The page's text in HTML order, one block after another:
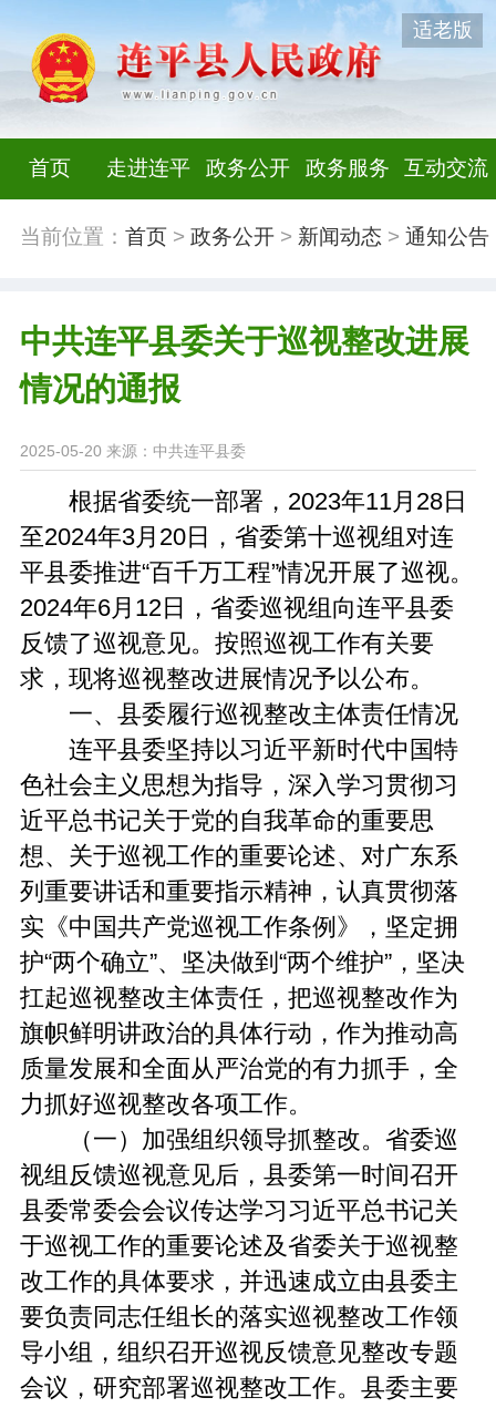
适老版
首页 走进连平 政务公开 政务服务 互动交流
当前位置： 首页> 政务公开> 新闻动态 > 通知公告
中共连平县委关于巡视整改进展
情况的通报
2025-05-20 来源：中共连平县委
根据省委统一部署，2023年11月28日
至2024年3月20日，省委第十巡视组对连
平县委推进“百千万工程”情况开展了巡视。
2024年6月12日，省委巡视组向连平县委
反馈了巡视意见。按照巡视工作有关要
求，现将巡视整改进展情况予以公布。
一、县委履行巡视整改主体责任情况
连平县委坚持以习近平新时代中国特
色社会主义思想为指导，深入学习贯彻习
近平总书记关于党的自我革命的重要思
想、关于巡视工作的重要论述、对广东系
列重要讲话和重要指示精神，认真贯彻落
实《中国共产党巡视工作条例》，坚定拥
护“两个确立”、坚决做到“两个维护”，坚决
扛起巡视整改主体责任，把巡视整改作为
旗帜鲜明讲政治的具体行动，作为推动高
质量发展和全面从严治党的有力抓手，全
力抓好巡视整改各项工作。
（一）加强组织领导抓整改。省委巡
视组反馈巡视意见后，县委第一时间召开
县委常委会会议传达学习习近平总书记关
于巡视工作的重要论述及省委关于巡视整
改工作的具体要求，并迅速成立由县委主
要负责同志任组长的落实巡视整改工作领
导小组，组织召开巡视反馈意见整改专题
会议，研究部署巡视整改工作。县委主要